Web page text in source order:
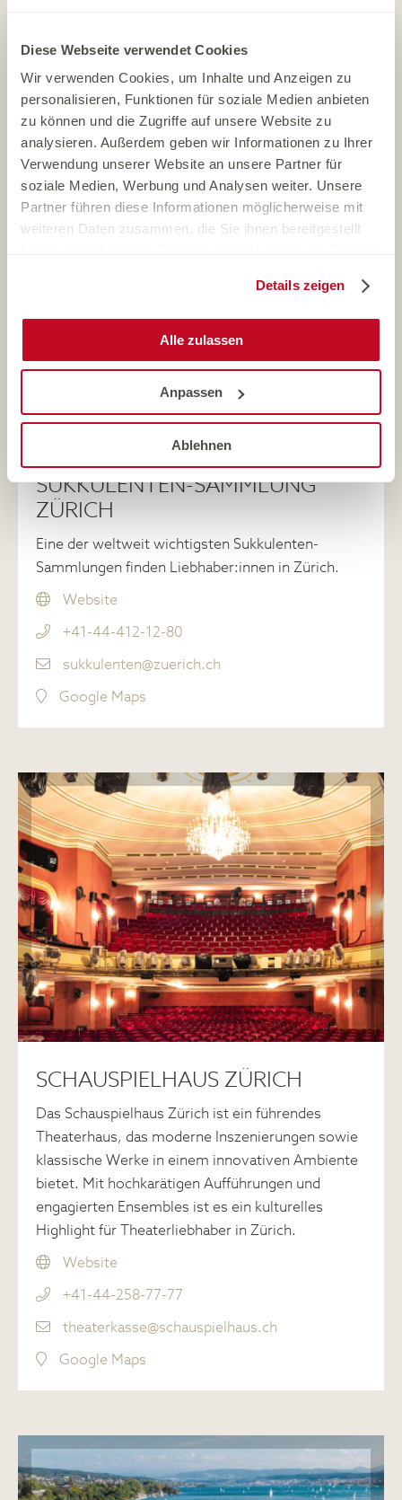
Diese Webseite verwendet Cookies
Wir verwenden Cookies, um Inhalte und Anzeigen zu
personalisieren, Funktionen für soziale Medien anbieten
zu können und die Zugriffe auf unsere Website zu
analysieren. Außerdem geben wir Informationen zu Ihrer
Verwendung unserer Website an unsere Partner für
soziale Medien, Werbung und Analysen weiter. Unsere
Partner führen diese Informationen möglicherweise mit
weiteren Daten zusammen, die Sie ihnen bereitgestellt
Details zeigen
Alle zulassen
Anpassen
Ablehnen
info@nationalmuseum.ch
Google Maps
SUKKULENTEN-SAMMLUNG
ZÜRICH
Eine der weltweit wichtigsten Sukkulenten-
Sammlungen finden Liebhaber:innen in Zürich.
Website
+41-44-412-12-80
sukkulenten@zuerich.ch
Google Maps
SCHAUSPIELHAUS ZÜRICH
Das Schauspielhaus Zürich ist ein führendes
Theaterhaus, das moderne Inszenierungen sowie
klassische Werke in einem innovativen Ambiente
bietet. Mit hochkarätigen Aufführungen und
engagierten Ensembles ist es ein kulturelles
Highlight für Theaterliebhaber in Zürich.
Website
+41-44-258-77-77
theaterkasse@schauspielhaus.ch
Google Maps